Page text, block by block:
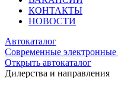
КОНТАКТЫ
НОВОСТИ
Автокаталог
Современные электронные
Открыть автокаталог
Дилерства и направления